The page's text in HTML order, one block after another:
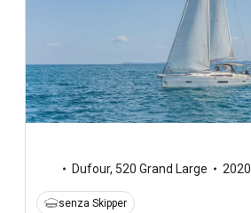
Dufour, 520 Grand Large 2020
senza Skipper